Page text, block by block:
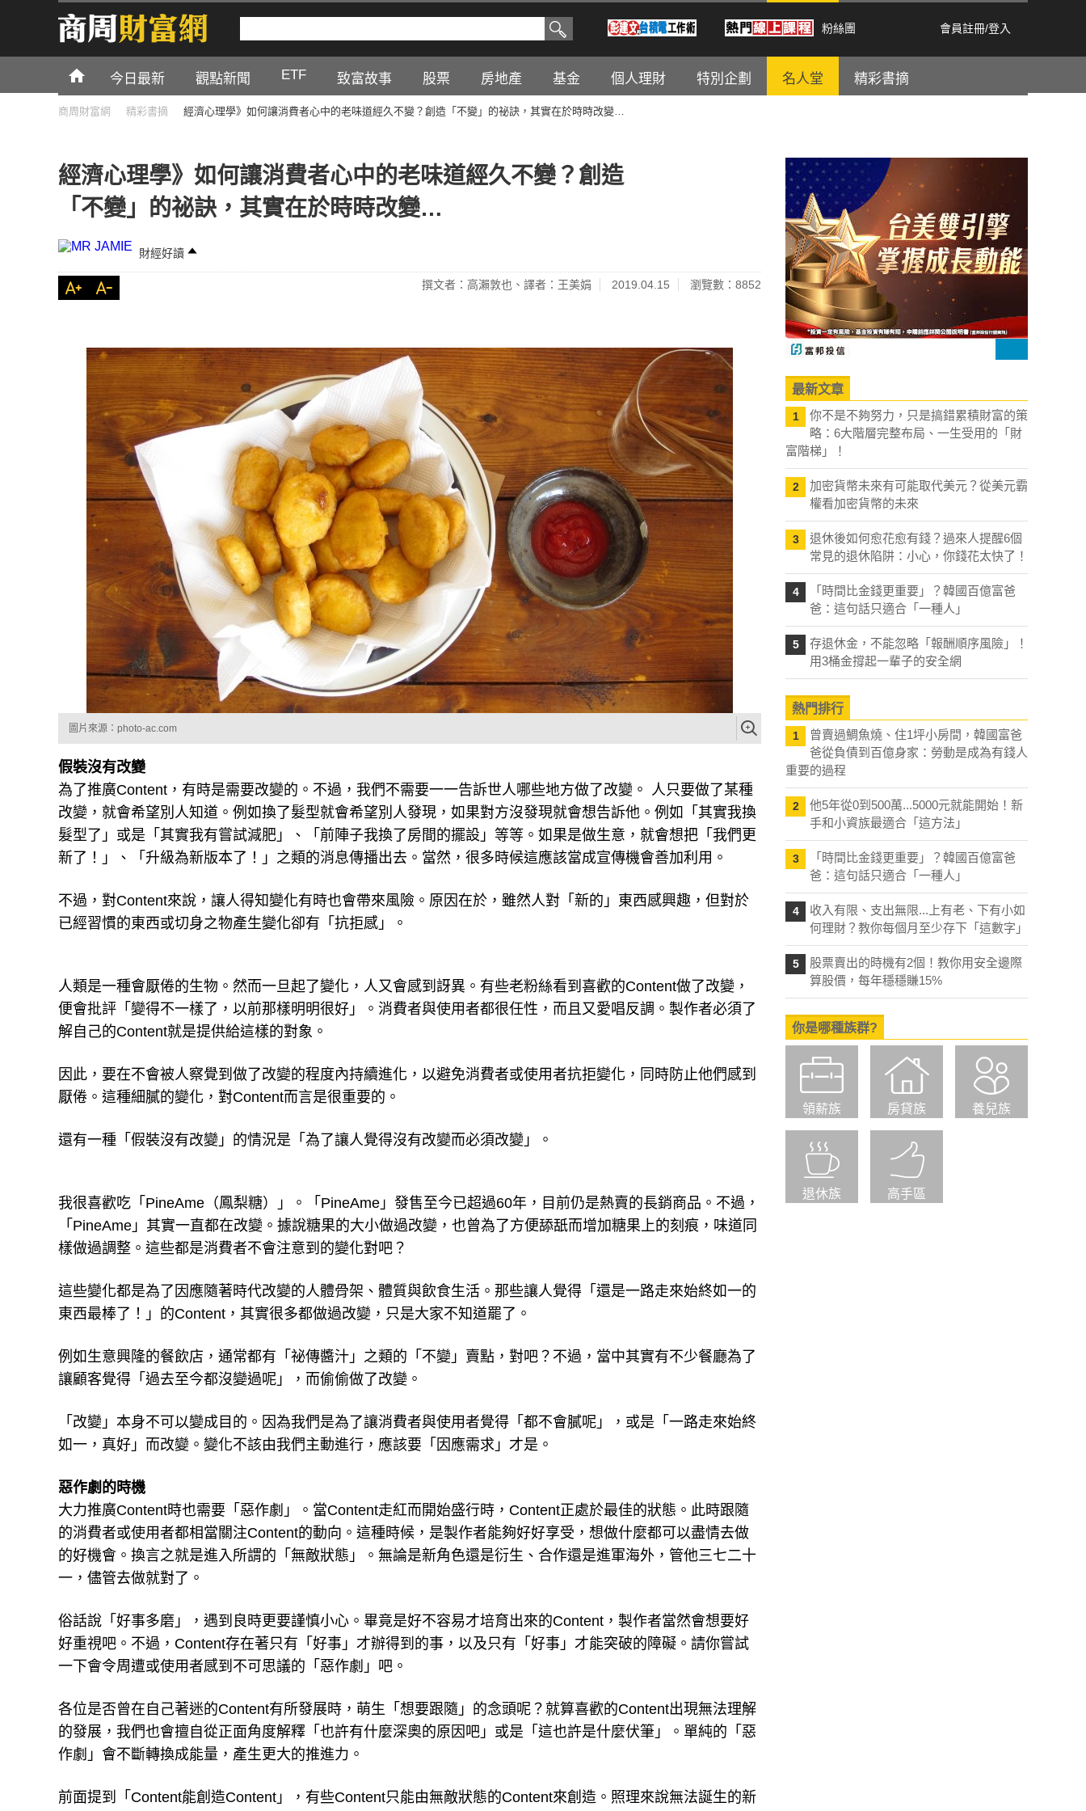
粉絲團 會員註冊/登入
今日最新 觀點新聞 ETF 致富故事 股票 房地產 基金 個人理財 特別企劃 名人堂 精彩書摘
商周財富網 精彩書摘 經濟心理學》如何讓消費者心中的老味道經久不變？創造「不變」的祕訣，其實在於時時改變…
經濟心理學》如何讓消費者心中的老味道經久不變？創造
「不變」的祕訣，其實在於時時改變…
財經好讀
撰文者：高瀨敦也、譯者：王美娟 2019.04.15 瀏覽數：8852
圖片來源：photo-ac.com
假裝沒有改變
為了推廣Content，有時是需要改變的。不過，我們不需要一一告訴世人哪些地方做了改變。 人只要做了某種
改變，就會希望別人知道。例如換了髮型就會希望別人發現，如果對方沒發現就會想告訴他。例如「其實我換
髮型了」或是「其實我有嘗試減肥」、「前陣子我換了房間的擺設」等等。如果是做生意，就會想把「我們更
新了！」、「升級為新版本了！」之類的消息傳播出去。當然，很多時候這應該當成宣傳機會善加利用。
不過，對Content來說，讓人得知變化有時也會帶來風險。原因在於，雖然人對「新的」東西感興趣，但對於
已經習慣的東西或切身之物產生變化卻有「抗拒感」。
人類是一種會厭倦的生物。然而一旦起了變化，人又會感到訝異。有些老粉絲看到喜歡的Content做了改變，
便會批評「變得不一樣了，以前那樣明明很好」。消費者與使用者都很任性，而且又愛唱反調。製作者必須了
解自己的Content就是提供給這樣的對象。
因此，要在不會被人察覺到做了改變的程度內持續進化，以避免消費者或使用者抗拒變化，同時防止他們感到
厭倦。這種細膩的變化，對Content而言是很重要的。
還有一種「假裝沒有改變」的情況是「為了讓人覺得沒有改變而必須改變」。
我很喜歡吃「PineAme（鳳梨糖）」。「PineAme」發售至今已超過60年，目前仍是熱賣的長銷商品。不過，
「PineAme」其實一直都在改變。據說糖果的大小做過改變，也曾為了方便舔舐而增加糖果上的刻痕，味道同
樣做過調整。這些都是消費者不會注意到的變化對吧？
這些變化都是為了因應隨著時代改變的人體骨架、體質與飲食生活。那些讓人覺得「還是一路走來始終如一的
東西最棒了！」的Content，其實很多都做過改變，只是大家不知道罷了。
例如生意興隆的餐飲店，通常都有「祕傳醬汁」之類的「不變」賣點，對吧？不過，當中其實有不少餐廳為了
讓顧客覺得「過去至今都沒變過呢」，而偷偷做了改變。
「改變」本身不可以變成目的。因為我們是為了讓消費者與使用者覺得「都不會膩呢」，或是「一路走來始終
如一，真好」而改變。變化不該由我們主動進行，應該要「因應需求」才是。
惡作劇的時機
大力推廣Content時也需要「惡作劇」。當Content走紅而開始盛行時，Content正處於最佳的狀態。此時跟隨
的消費者或使用者都相當關注Content的動向。這種時候，是製作者能夠好好享受，想做什麼都可以盡情去做
的好機會。換言之就是進入所謂的「無敵狀態」。無論是新角色還是衍生、合作還是進軍海外，管他三七二十
一，儘管去做就對了。
俗話說「好事多磨」，遇到良時更要謹慎小心。畢竟是好不容易才培育出來的Content，製作者當然會想要好
好重視吧。不過，Content存在著只有「好事」才辦得到的事，以及只有「好事」才能突破的障礙。請你嘗試
一下會令周遭或使用者感到不可思議的「惡作劇」吧。
各位是否曾在自己著迷的Content有所發展時，萌生「想要跟隨」的念頭呢？就算喜歡的Content出現無法理解
的發展，我們也會擅自從正面角度解釋「也許有什麼深奧的原因吧」或是「這也許是什麼伏筆」。單純的「惡
作劇」會不斷轉換成能量，產生更大的推進力。
前面提到「Content能創造Content」，有些Content只能由無敵狀態的Content來創造。照理來說無法誕生的新
最新文章
1
你不是不夠努力，只是搞錯累積財富的策
略：6大階層完整布局、一生受用的「財
富階梯」！
2
加密貨幣未來有可能取代美元？從美元霸
權看加密貨幣的未來
3
退休後如何愈花愈有錢？過來人提醒6個
常見的退休陷阱：小心，你錢花太快了！
4
「時間比金錢更重要」？韓國百億富爸
爸：這句話只適合「一種人」
5
存退休金，不能忽略「報酬順序風險」！
用3桶金撐起一輩子的安全網
熱門排行
1
曾賣過鯛魚燒、住1坪小房間，韓國富爸
爸從負債到百億身家：勞動是成為有錢人
重要的過程
2
他5年從0到500萬...5000元就能開始！新
手和小資族最適合「這方法」
3
「時間比金錢更重要」？韓國百億富爸
爸：這句話只適合「一種人」
4
收入有限、支出無限...上有老、下有小如
何理財？教你每個月至少存下「這數字」
5
股票賣出的時機有2個！教你用安全邊際
算股價，每年穩穩賺15%
你是哪種族群?
領薪族 房貸族 養兒族
退休族 高手區